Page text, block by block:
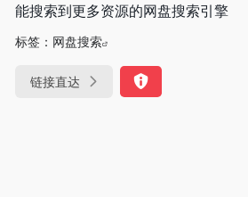
能搜索到更多资源的网盘搜索引擎
标签： 网盘搜索
链接直达